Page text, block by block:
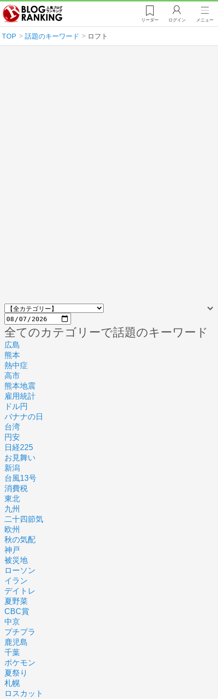
リーダー ログイン メニュー
TOP 話題のキーワード ロフト
全てのカテゴリーで話題のキーワード
広島
熊本
熱中症
高市
熊本地震
雇用統計
ドル円
バナナの日
台湾
円安
日経225
お見舞い
新潟
台風13号
消費税
東北
九州
二十四節気
欧州
秋の気配
神戸
被災地
ローソン
イラン
デイトレ
夏野菜
CBC賞
中京
プチプラ
鹿児島
千葉
ポケモン
夏祭り
札幌
ロスカット